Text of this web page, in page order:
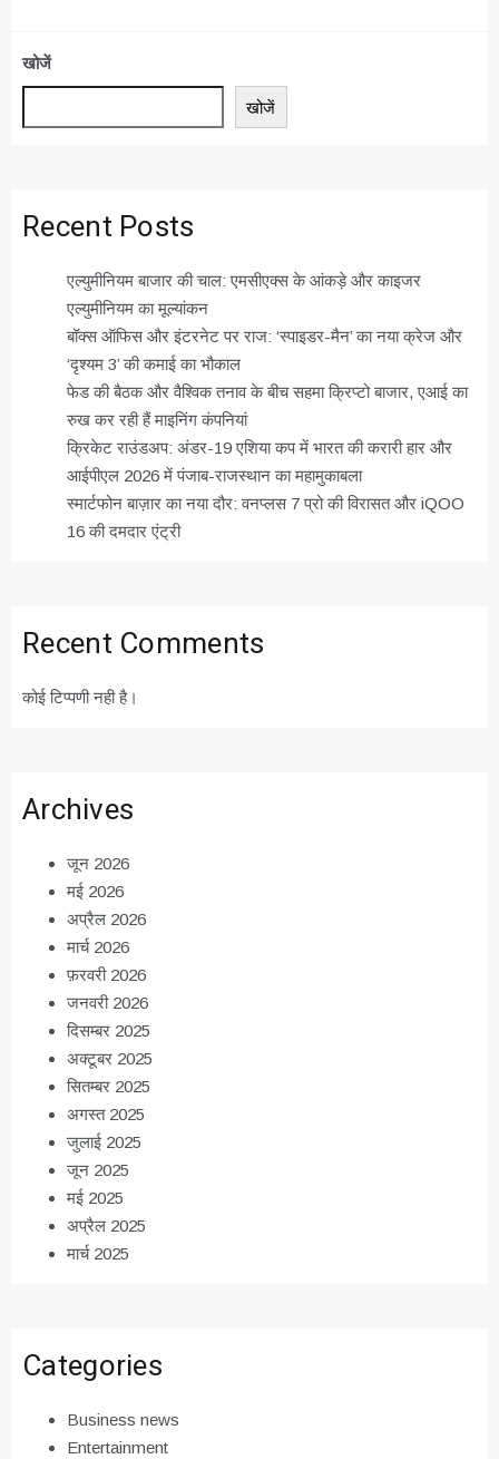
खोजें
खोजें
Recent Posts
एल्युमीनियम बाजार की चाल: एमसीएक्स के आंकड़े और काइजर
एल्युमीनियम का मूल्यांकन
बॉक्स ऑफिस और इंटरनेट पर राज: ‘स्पाइडर-मैन’ का नया क्रेज और
‘दृश्यम 3’ की कमाई का भौकाल
फेड की बैठक और वैश्विक तनाव के बीच सहमा क्रिप्टो बाजार, एआई का
रुख कर रही हैं माइनिंग कंपनियां
क्रिकेट राउंडअप: अंडर-19 एशिया कप में भारत की करारी हार और
आईपीएल 2026 में पंजाब-राजस्थान का महामुकाबला
स्मार्टफोन बाज़ार का नया दौर: वनप्लस 7 प्रो की विरासत और iQOO
16 की दमदार एंट्री
Recent Comments
कोई टिप्पणी नही है।
Archives
जून 2026
मई 2026
अप्रैल 2026
मार्च 2026
फ़रवरी 2026
जनवरी 2026
दिसम्बर 2025
अक्टूबर 2025
सितम्बर 2025
अगस्त 2025
जुलाई 2025
जून 2025
मई 2025
अप्रैल 2025
मार्च 2025
Categories
Business news
Entertainment